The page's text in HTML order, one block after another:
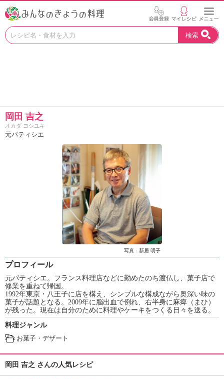
お
う
。
N
H
K
エ
デ
ュ
ケ
ー
シ
ナ
「
み
き
検索
岡田 吉之
オカダ ヨシユキ
元パティシエ
写真：新居 明子
プロフィール
元パティシエ。フランス料理店などに勤めたのち渡仏し、菓子店で
修業を重ねて帰国。
1992年東京・八王子に店を構え、シンプルな構成ながら奥深い味の
菓子が話題となる。2009年に脳出血で倒れ、右半身に麻痺（まひ）
が残った。現在は自分のために料理やケーキをつくる日々を送る。
料理ジャンル
お菓子・デザート
岡田 吉之 さんの人気レシピ